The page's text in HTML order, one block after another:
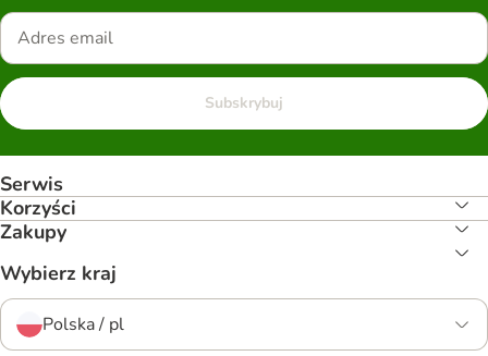
Subskrybuj
Serwis
Korzyści
Zakupy
Wybierz kraj
Polska / pl